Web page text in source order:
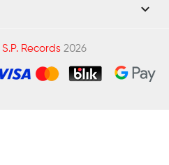

S.P. Records2026